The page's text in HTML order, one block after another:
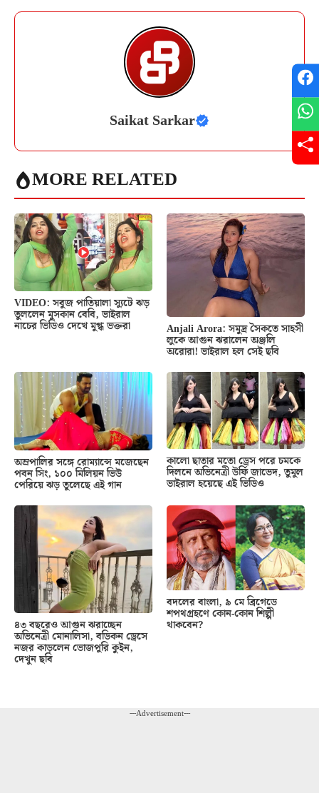
Saikat Sarkar
MORE RELATED
VIDEO: সবুজ পাতিয়ালা স্যুটে ঝড়
তুললেন মুসকান বেবি, ভাইরাল
নাচের ভিডিও দেখে মুগ্ধ ভক্তরা Anjali Arora: সমুদ্র সৈকতে সাহসী
লুকে আগুন ঝরালেন অঞ্জলি
অরোরা! ভাইরাল হল সেই ছবি
অম্রপালির সঙ্গে রোম্যান্সে মজেছেন
পবন সিং, ১০০ মিলিয়ন ভিউ
পেরিয়ে ঝড় তুলেছে এই গান
কালো ছাতার মতো ড্রেস পরে চমকে
দিলনে অভিনেত্রী উর্ফি জাভেদ, তুমুল
ভাইরাল হয়েছে এই ভিডিও
৪৩ বছরেও আগুন ঝরাচ্ছেন
অভিনেত্রী মোনালিসা, বডিকন ড্রেসে
নজর কাড়লেন ভোজপুরি কুইন,
দেখুন ছবি
বদলের বাংলা, ৯ মে ব্রিগেডে
শপথগ্রহণে কোন-কোন শিল্পী
থাকবেন?
---Advertisement---